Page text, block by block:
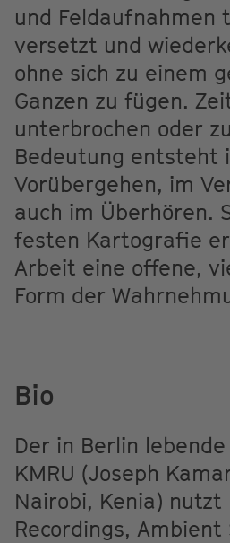
und Feldaufnahmen
versetzt und
ohne sich zu einem
Ganzen zu fügen.
unterbrochen oder
Bedeutung entsteht
Vorübergehen, im
auch im Überhören.
festen Kartografie
Arbeit eine offene,
Form der
Bio
Der in Berlin
KMRU (Joseph
Nairobi, Kenia) nutzt
Recordings, Ambient